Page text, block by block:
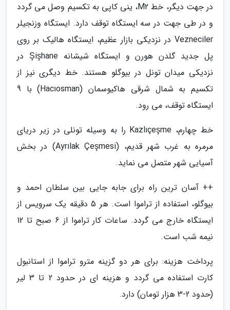
در جهت دیگر، خط M2، ینی کاپی به تکسیم وصل می گردد
و در طی جهت در سه ایستگاه توقف دارد. ایستگاه وزنجیلر
Vezneciler در نزدیکی بازار عظیم، ایستگاه هالیک بر روی
پل جدید گلدن هورن و ایستگاه شیشانه Şişhane در
نزدیکی میدان تونل در بیوگلو هستند. خط دیگری نیز از
تکسیم به شمال شرقی هاکیوسمان (Hacıosman) با 9
ایستگاه توقف، می رود.
خط چهارم، Kazlıçeşme را به وسیله تونلی در زیر دریای
مرمره به غرب شهر قدیم، (Ayrılak Çeşmesi) در بخش
آسیایی شهر متصل می نماید.
++ آسان ترین راه برای جابه جایی بین سلطان احمد و
بیوگلو، استفاده از تراموا است. هر 5 دقیقه یک سرویس از
ایستگاه خارج می گردد. ساعات کار تراموا از 6 صبح تا 12
نیمه شب است.
پرداخت هزینه: برای هر دو گزینه مترو تراموا از استانبول
کارت استفاده می گردد و هزینه ای در حدود 2 تا 3 لیر
(حدود 2-3 هزار تومان) دارد.